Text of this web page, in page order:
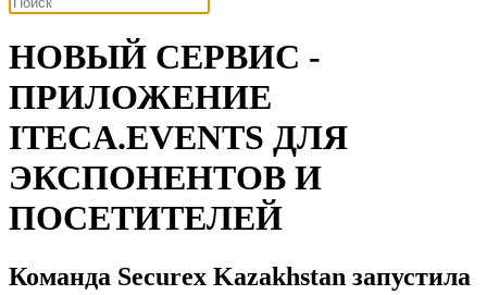
НОВЫЙ СЕРВИС -
ПРИЛОЖЕНИЕ
ITECA.EVENTS ДЛЯ
ЭКСПОНЕНТОВ И
ПОСЕТИТЕЛЕЙ
Команда Securex Kazakhstan запустила